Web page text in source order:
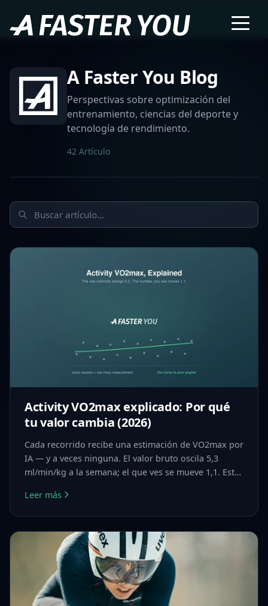
A Faster You Blog
Perspectivas sobre optimización del
entrenamiento, ciencias del deporte y
tecnología de rendimiento.
42 Artículo
Activity VO2max explicado: Por qué
tu valor cambia (2026)
Cada recorrido recibe una estimación de VO2max por
IA — y a veces ninguna. El valor bruto oscila 5,3
ml/min/kg a la semana; el que ves se mueve 1,1. Esto
Leer más